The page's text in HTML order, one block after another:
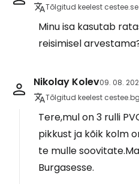
Tõlgitud keelest cestee.se
Minu isa kasutab
reisimisel
Nikolay Kolev09. 08.
Tõlgitud keelest cestee.bg
Tere,mul on 3 rulli
pikkust ja kõik kolm
te mulle
Burgasesse.